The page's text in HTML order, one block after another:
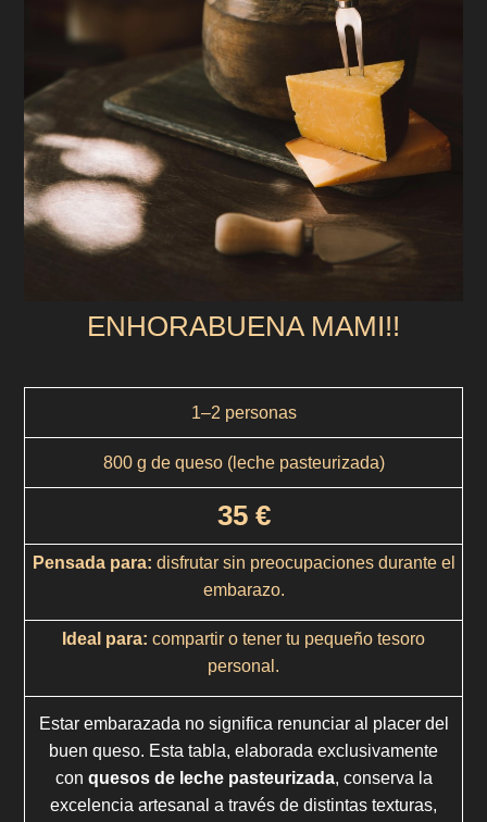
ENHORABUENA MAMI!!
1–2 personas
800 g de queso (leche pasteurizada)
35 €
Pensada para: disfrutar sin preocupaciones durante el
embarazo.
Ideal para: compartir o tener tu pequeño tesoro
personal.
Estar embarazada no significa renunciar al placer del
buen queso. Esta tabla, elaborada exclusivamente
con quesos de leche pasteurizada, conserva la
excelencia artesanal a través de distintas texturas,